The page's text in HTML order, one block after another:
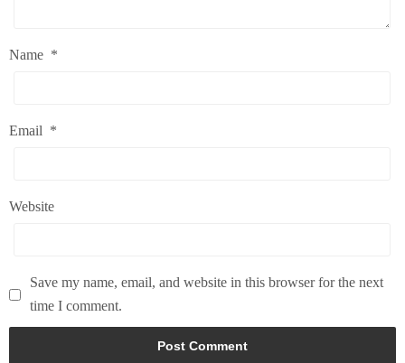
Name *
Email *
Website
Save my name, email, and website in this browser for the next
time I comment.